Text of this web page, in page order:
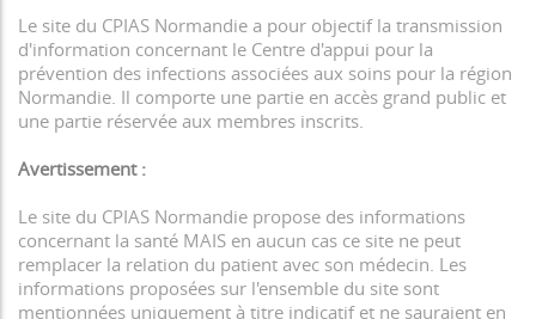
Le site du CPIAS Normandie a pour objectif la transmission
d'information concernant le Centre d'appui pour la
prévention des infections associées aux soins pour la région
Normandie. Il comporte une partie en accès grand public et
une partie réservée aux membres inscrits.
Avertissement :
Le site du CPIAS Normandie propose des informations
concernant la santé MAIS en aucun cas ce site ne peut
remplacer la relation du patient avec son médecin. Les
informations proposées sur l'ensemble du site sont
mentionnées uniquement à titre indicatif et ne sauraient en